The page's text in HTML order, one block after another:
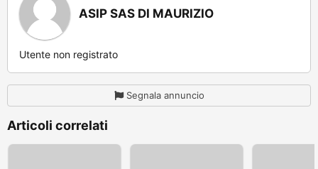
ASIP SAS DI MAURIZIO
Utente non registrato
Segnala annuncio
Articoli correlati